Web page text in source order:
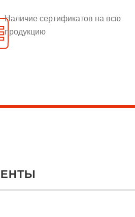
Наличие сертификатов на всю
продукцию